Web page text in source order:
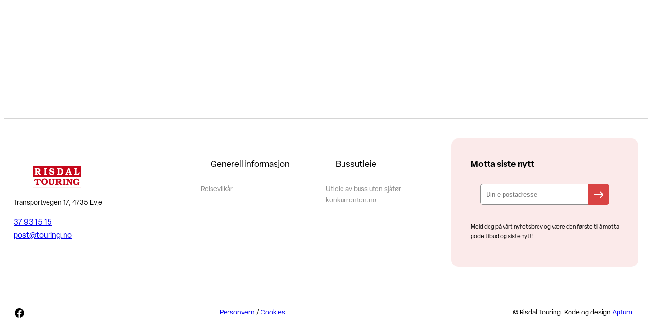
Transportvegen 17, 4735 Evje
37 93 15 15
post@touring.no
Generell informasjon
Reisevilkår
Bussutleie
Utleie av buss uten sjåfør
konkurrenten.no
Motta siste nytt
Meld deg på vårt nyhetsbrev og være den første til å motta
gode tilbud og siste nytt!
Facebook Personvern /Cookies © Risdal Touring. Kode og designAptum